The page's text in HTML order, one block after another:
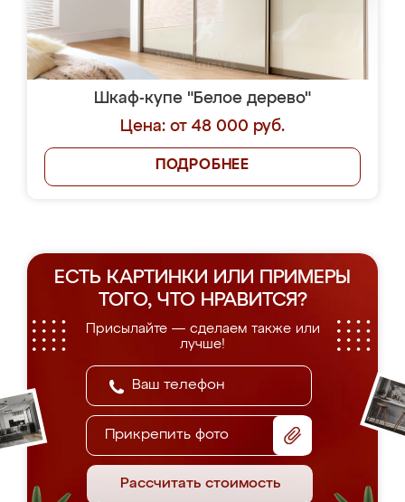
Шкаф-купе "Белое дерево"
Цена: от 48 000 руб.
ПОДРОБНЕЕ
ЕСТЬ КАРТИНКИ ИЛИ ПРИМЕРЫ
ТОГО, ЧТО НРАВИТСЯ?
Присылайте — сделаем также или
лучше!
Прикрепить фото
Рассчитать стоимость